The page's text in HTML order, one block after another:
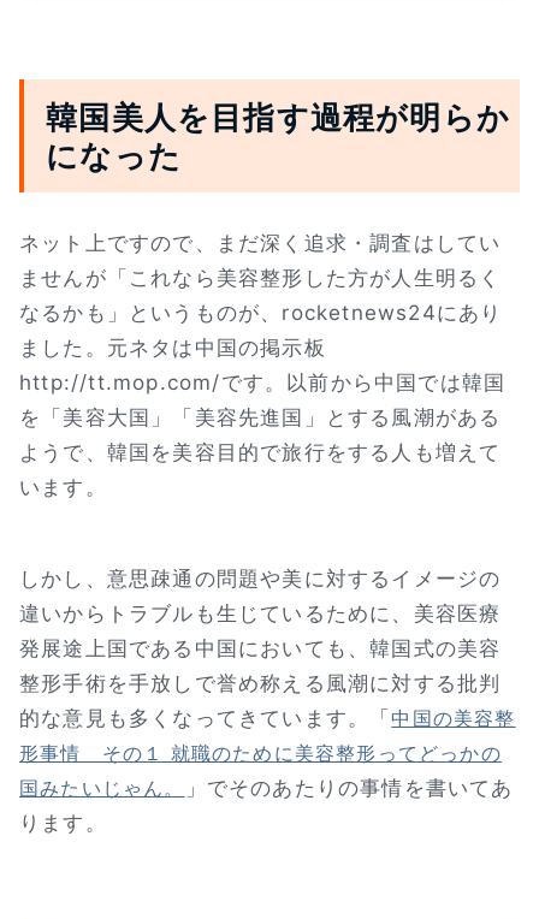
韓国美人を目指す過程が明らか
になった
ネット上ですので、まだ深く追求・調査はしてい
ませんが「これなら美容整形した方が人生明るく
なるかも」というものが、rocketnews24にあり
ました。元ネタは中国の掲示板
http://tt.mop.com/です。以前から中国では韓国
を「美容大国」「美容先進国」とする風潮がある
ようで、韓国を美容目的で旅行をする人も増えて
います。
しかし、意思疎通の問題や美に対するイメージの
違いからトラブルも生じているために、美容医療
発展途上国である中国においても、韓国式の美容
整形手術を手放しで誉め称える風潮に対する批判
的な意見も多くなってきています。「中国の美容整
形事情 その１ 就職のために美容整形ってどっかの
国みたいじゃん。
」でそのあたりの事情を書いてあ
ります。